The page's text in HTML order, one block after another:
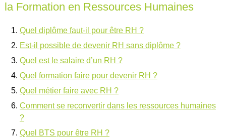
la Formation en Ressources Humaines
Quel diplôme faut-il pour être RH ?
Est-il possible de devenir RH sans diplôme ?
Quel est le salaire d’un RH ?
Quel formation faire pour devenir RH ?
Quel métier faire avec RH ?
Comment se reconvertir dans les ressources humaines
?
Quel BTS pour être RH ?